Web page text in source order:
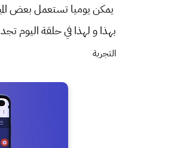
يمكن يوميا تستعمل بعض
بهذا و لهذا في حلقة اليوم
التجربة